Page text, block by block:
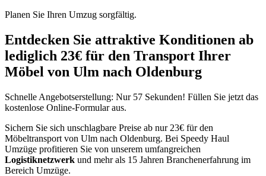
Planen Sie Ihren Umzug sorgfältig.
Entdecken Sie attraktive Konditionen ab
lediglich 23€ für den Transport Ihrer
Möbel von Ulm nach Oldenburg
Schnelle Angebotserstellung: Nur 57 Sekunden! Füllen Sie jetzt das
kostenlose Online-Formular aus.
Sichern Sie sich unschlagbare Preise ab nur 23€ für den
Möbeltransport von Ulm nach Oldenburg. Bei Speedy Haul
Umzüge profitieren Sie von unserem umfangreichen
Logistiknetzwerk und mehr als 15 Jahren Branchenerfahrung im
Bereich Umzüge.